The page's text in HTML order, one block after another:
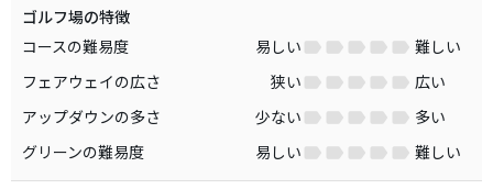
ゴルフ場の特徴
コースの難易度
易しい
難しい
フェアウェイの広さ
狭い
広い
アップダウンの多さ
少ない
多い
グリーンの難易度
易しい 難しい